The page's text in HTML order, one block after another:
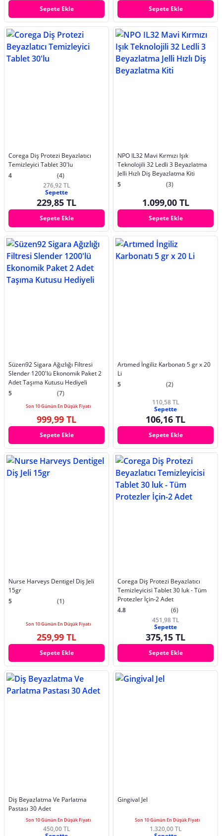
Sepete Ekle Sepete Ekle
Corega Diş Protezi Beyazlatıcı
Temizleyici Tablet 30'lu
4
(4)
276,92 TL
Sepette
229,85 TL
Sepete Ekle
NPO IL32 Mavi Kırmızı Işık
Teknolojili 32 Ledli 3 Beyazlatma
Jelli Hızlı Diş Beyazlatma Kiti
5
(3)
1.099,00 TL
Sepete Ekle
Süzen92 Sigara Ağızlığı Filtresi
Slender 1200'lü Ekonomik Paket 2
Adet Taşıma Kutusu Hediyeli
5
(7)
Son 10 Günün En Düşük Fiyatı
999,99 TL
Sepete Ekle
Artımed İngiliz Karbonatı 5 gr x 20
Li
5
(2)
110,58 TL
Sepette
106,16 TL
Sepete Ekle
Nurse Harveys Dentigel Diş Jeli
15gr
5
(1)
Son 10 Günün En Düşük Fiyatı
259,99 TL
Sepete Ekle
Corega Diş Protezi Beyazlatıcı
Temizleyicisi Tablet 30 luk - Tüm
Protezler İçin-2 Adet
4.8
(6)
451,98 TL
Sepette
375,15 TL
Sepete Ekle
Diş Beyazlatma Ve Parlatma
Pastası 30 Adet
Son 10 Günün En Düşük Fiyatı
450,00 TL
Gingival Jel
Son 10 Günün En Düşük Fiyatı
1.320,00 TL